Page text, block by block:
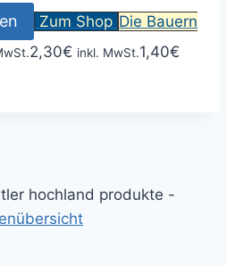
Zum Shop Die Bauern
2,30€ inkl. MwSt.1,40€
hochland produkte -